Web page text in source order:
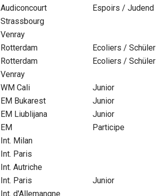
Audiconcourt
Espoirs / Judend
Strassbourg
Venray
Rotterdam
Ecoliers / Schüler
Rotterdam
Ecoliers / Schüler
Venray
WM Cali
Junior
EM Bukarest
Junior
EM Liublijana
Junior
EM
Participe
Int. Milan
Int. Paris
Int. Autriche
Int. Paris
Junior
Int. d'Allemangne